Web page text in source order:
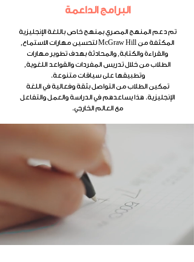
البرامج الداعمة
تم دعم المنهج المصري بمنهج خاص باللغة الإنجليزية
المكثفة من McGraw Hill لتحسين مهارات الاستماع,
والقراءة والكتابة, والمحادثة بهدف تطوير مهارات
الطلاب من خلال تدريس المفردات والقواعد اللغوية,
وتطبيقها على سياقات متنوعة.
تمكين الطلاب من التواصل بثقة وفعالية في اللغة
الإنجليزية. هذا يساعدهم في الدراسة والعمل والتفاعل
مع العالم الخارجي.